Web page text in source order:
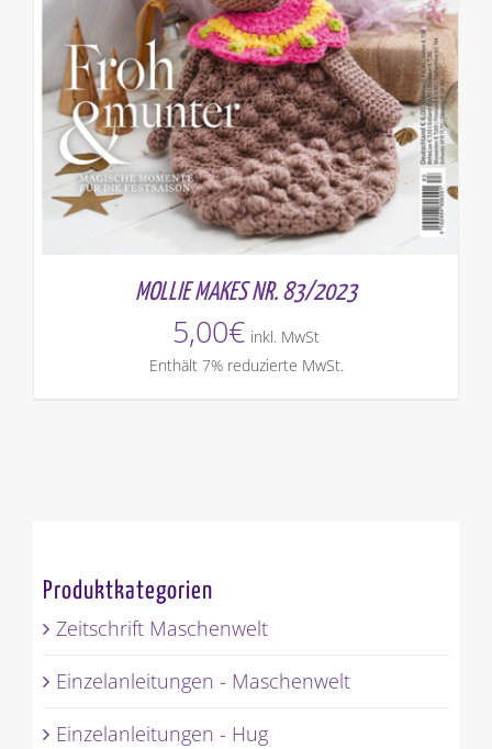
MOLLIE MAKES NR. 83/2023
5,00€ inkl. MwSt
Enthält 7% reduzierte MwSt.
Produktkategorien
Zeitschrift Maschenwelt
Einzelanleitungen - Maschenwelt
Einzelanleitungen - Hug